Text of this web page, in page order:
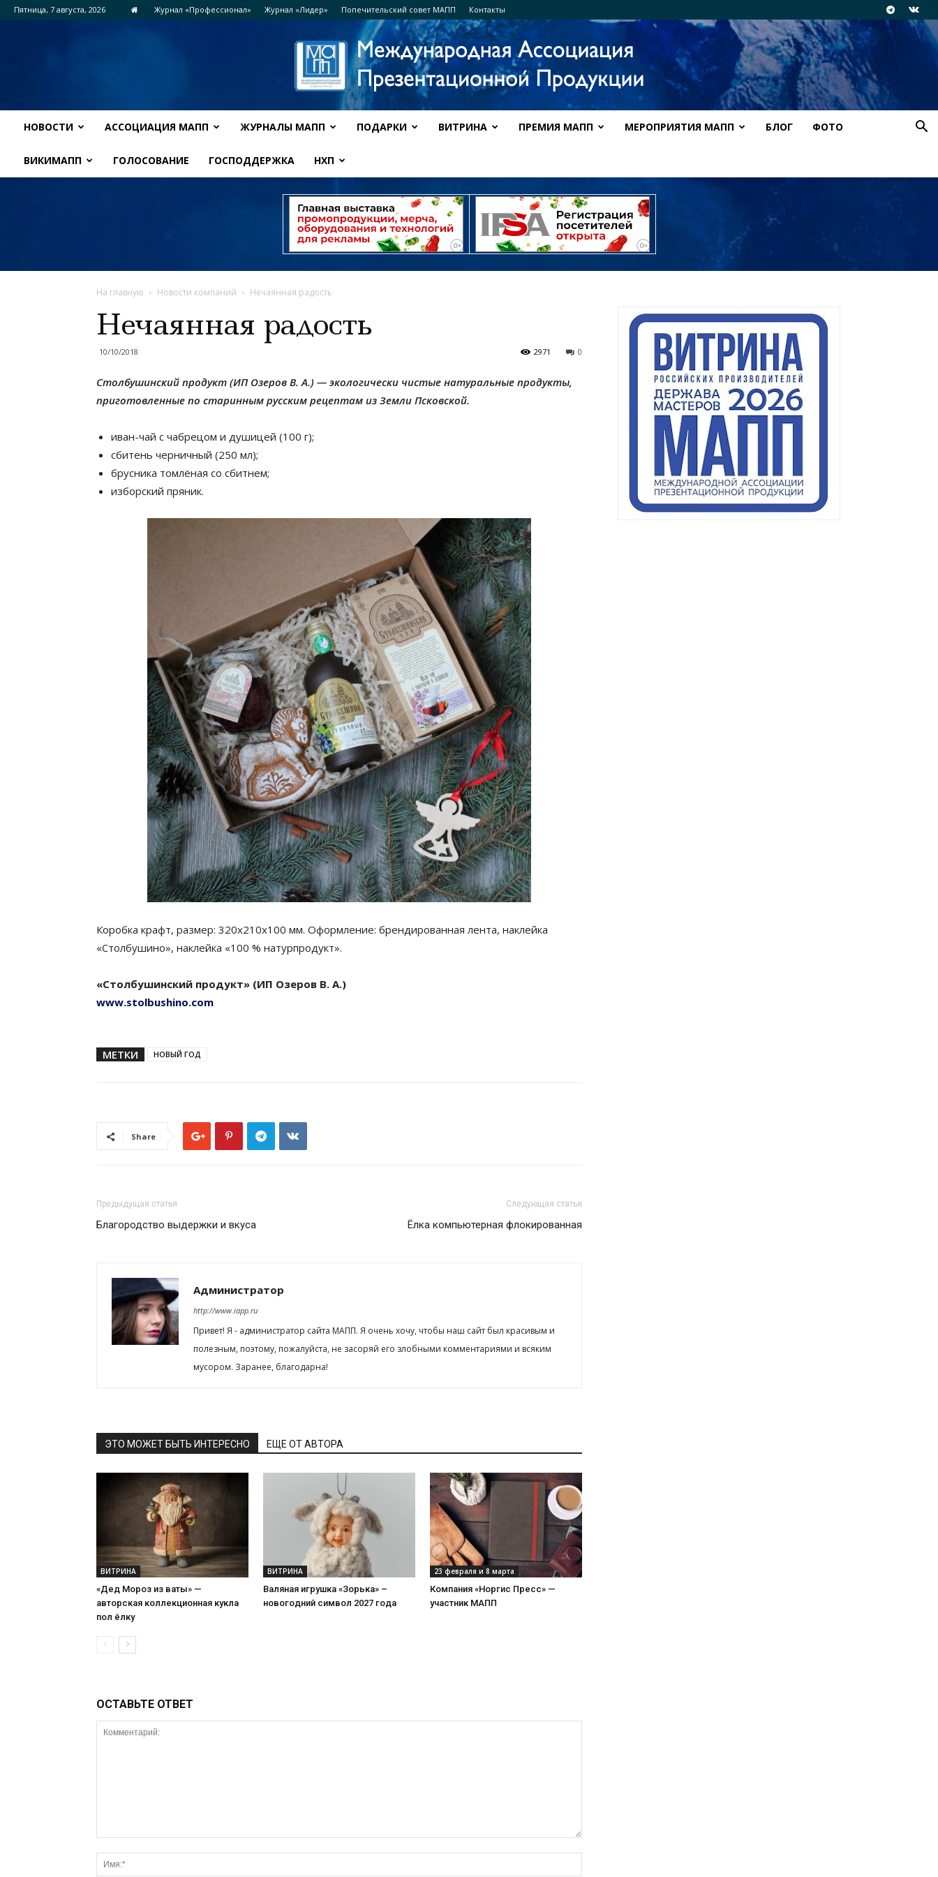
Пятница, 7 августа, 2026 Журнал «Профессионал» Журнал «Лидер» Попечительский совет МАПП Контакты
НОВОСТИ АССОЦИАЦИЯ МАПП ЖУРНАЛЫ МАПП ПОДАРКИ ВИТРИНА ПРЕМИЯ МАПП МЕРОПРИЯТИЯ МАПП БЛОГ ФОТО
ВИКИМАПП ГОЛОСОВАНИЕ ГОСПОДДЕРЖКА НХП
На главную Новости компаний Нечаянная радость
Нечаянная радость
10/10/2018 0
2971
Столбушинский продукт (ИП Озеров В. А.) — экологически чистые натуральные продукты,
приготовленные по старинным русским рецептам из Земли Псковской.
иван-чай с чабрецом и душицей (100 г);
сбитень черничный (250 мл);
брусника томлёная со сбитнем;
изборский пряник.
Коробка крафт, размер: 320х210х100 мм. Оформление: брендированная лента, наклейка
«Столбушино», наклейка «100 % натурпродукт».
«Столбушинский продукт» (ИП Озеров В. А.)
www.stolbushino.com
МЕТКИ НОВЫЙ ГОД
Share
Предыдущая статья
Благородство выдержки и вкуса
Следующая статья
Ёлка компьютерная флокированная
Администратор
http://www.iapp.ru
Привет! Я - администратор сайта МАПП. Я очень хочу, чтобы наш сайт был красивым и
полезным, поэтому, пожалуйста, не засоряй его злобными комментариями и всяким
мусором. Заранее, благодарна!
ЭТО МОЖЕТ БЫТЬ ИНТЕРЕСНО ЕЩЕ ОТ АВТОРА
ВИТРИНА
«Дед Мороз из ваты» —
авторская коллекционная кукла
пол ёлку
ВИТРИНА
Валяная игрушка «Зорька» –
новогодний символ 2027 года
23 февраля и 8 марта
Компания «Норгис Пресс» —
участник МАПП
ОСТАВЬТЕ ОТВЕТ